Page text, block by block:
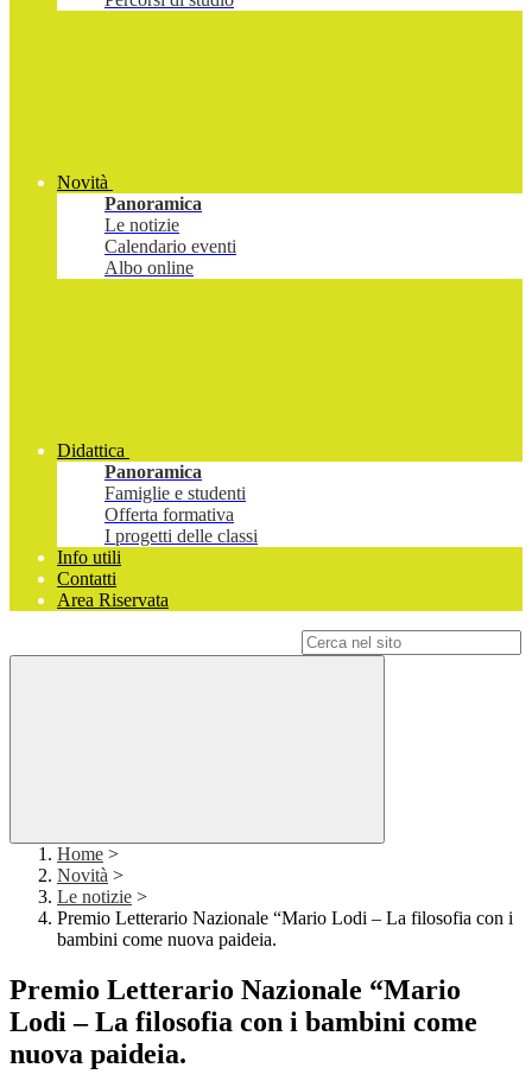
Novità
Panoramica
Le notizie
Calendario eventi
Albo online
Didattica
Panoramica
Famiglie e studenti
Offerta formativa
I progetti delle classi
Info utili
Contatti
Area Riservata
Home >
Novità >
Le notizie >
Premio Letterario Nazionale “Mario Lodi – La filosofia con i
bambini come nuova paideia.
Premio Letterario Nazionale “Mario
Lodi – La filosofia con i bambini come
nuova paideia.